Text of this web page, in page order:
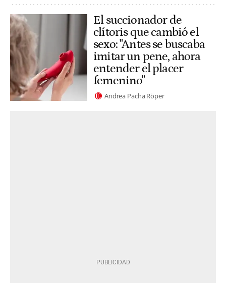
El succionador de
clítoris que cambió el
sexo: "Antes se buscaba
imitar un pene, ahora
entender el placer
femenino"
Andrea Pacha Röper